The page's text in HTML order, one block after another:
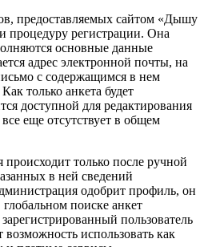
предоставляемых сайтом «Дышу
процедуру регистрации. Она
основные данные
адрес электронной почты, на
с содержащимся в нем
только анкета будет
доступной для редактирования
еще отсутствует в общем
только после ручной
в ней сведений
одобрит профиль, он
поиске анкет
пользователь
использовать как